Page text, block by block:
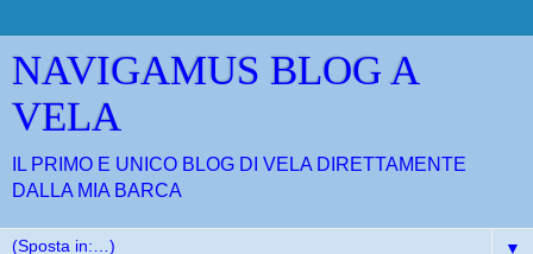
NAVIGAMUS BLOG A
VELA
IL PRIMO E UNICO BLOG DI VELA DIRETTAMENTE
DALLA MIA BARCA
▼